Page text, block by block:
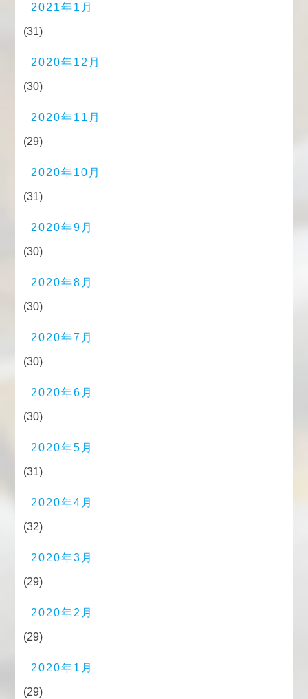
2021年1月
(31)
2020年12月
(30)
2020年11月
(29)
2020年10月
(31)
2020年9月
(30)
2020年8月
(30)
2020年7月
(30)
2020年6月
(30)
2020年5月
(31)
2020年4月
(32)
2020年3月
(29)
2020年2月
(29)
2020年1月
(29)